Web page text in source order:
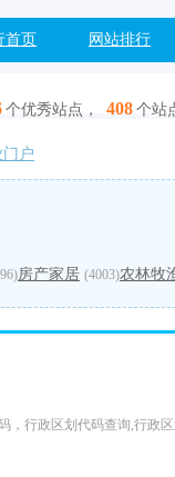
首页 网站排行
个优秀站点， 408 个站
户
房产家居 (4003)农林牧
，行政区划代码查询,行政